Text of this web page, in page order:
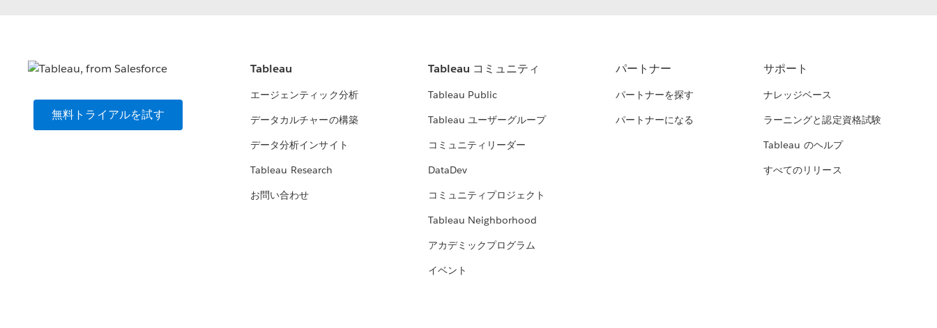
無料トライアルを試す
Tableau
エージェンティック分析
データカルチャーの構築
データ分析インサイト
Tableau Research
お問い合わせ
Tableau コミュニティ
Tableau Public
Tableau ユーザーグループ
コミュニティリーダー
DataDev
コミュニティプロジェクト
Tableau Neighborhood
アカデミックプログラム
イベント
パートナー
パートナーを探す
パートナーになる
サポート
ナレッジベース
ラーニングと認定資格試験
Tableau のヘルプ
すべてのリリース